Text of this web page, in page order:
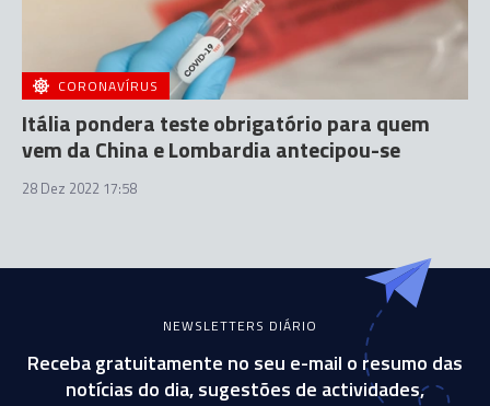
CORONAVÍRUS
Itália pondera teste obrigatório para quem
vem da China e Lombardia antecipou-se
28 Dez 2022 17:58
NEWSLETTERS DIÁRIO
Receba gratuitamente no seu e-mail o resumo das
notícias do dia, sugestões de actividades,